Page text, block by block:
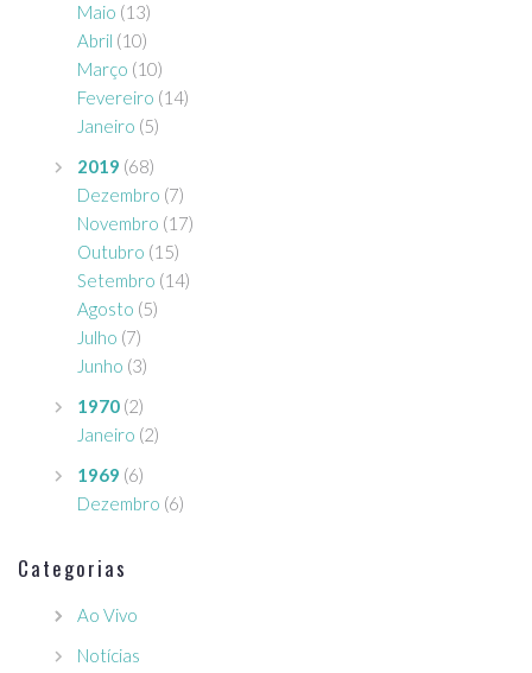
Maio (13)
Abril (10)
Março (10)
Fevereiro (14)
Janeiro (5)
2019 (68)
Dezembro (7)
Novembro (17)
Outubro (15)
Setembro (14)
Agosto (5)
Julho (7)
Junho (3)
1970 (2)
Janeiro (2)
1969 (6)
Dezembro (6)
Categorias
Ao Vivo
Notícias